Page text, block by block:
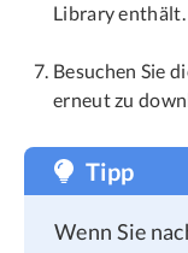
Library enthält.
Besuchen Sie
erneut zu
Tipp
Wenn Sie